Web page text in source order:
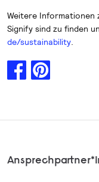
Weitere Informationen
Signify sind zu finden
de/sustainability.